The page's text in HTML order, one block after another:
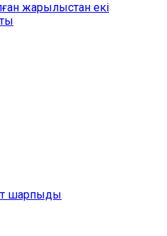
жарылыстан екі
шарпыды